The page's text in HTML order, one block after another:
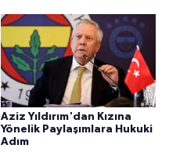
Aziz Yıldırım'dan Kızına
Yönelik Paylaşımlara Hukuki
Adım